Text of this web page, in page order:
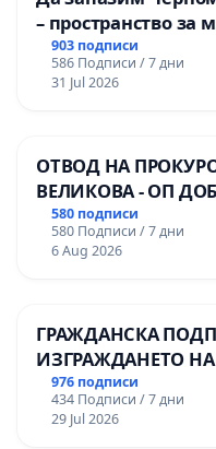
– пространство за
903 подписи
586 Подписи / 7 дни
31 Jul 2026
ОТВОД НА
ВЕЛИКОВА - ОП
580 подписи
580 Подписи / 7 дни
6 Aug 2026
ГРАЖДАНСКА
ИЗГРАЖДАНЕТО
НА ТЕРИТОРИЯТА
976 подписи
434 Подписи / 7 дни
29 Jul 2026